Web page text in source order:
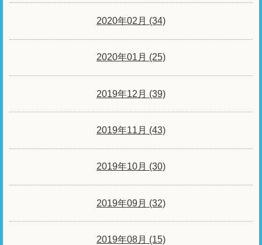
2020年02月 (34)
2020年01月 (25)
2019年12月 (39)
2019年11月 (43)
2019年10月 (30)
2019年09月 (32)
2019年08月 (15)